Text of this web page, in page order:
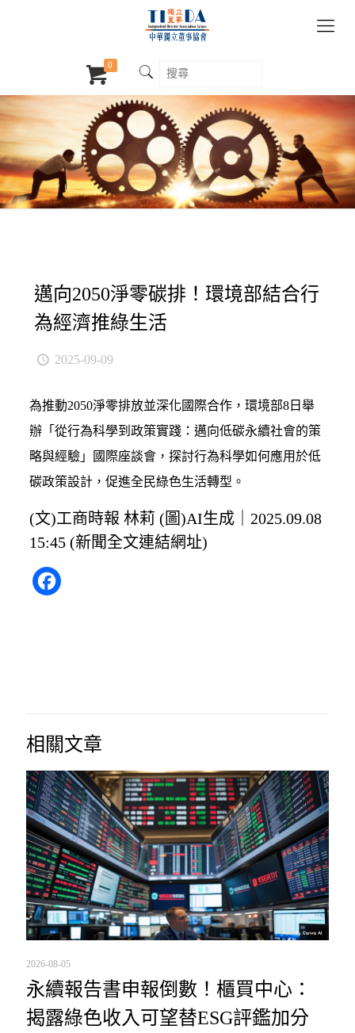
0
邁向2050淨零碳排！環境部結合行
為經濟推綠生活
2025-09-09
為推動2050淨零排放並深化國際合作，環境部8日舉
辦「從行為科學到政策實踐：邁向低碳永續社會的策
略與經驗」國際座談會，探討行為科學如何應用於低
碳政策設計，促進全民綠色生活轉型。
(文)工商時報 林莉 (圖)AI生成｜2025.09.08
15:45 (新聞全文連結網址)
Facebook
相關文章
2026-08-05
永續報告書申報倒數！櫃買中心：
揭露綠色收入可望替ESG評鑑加分